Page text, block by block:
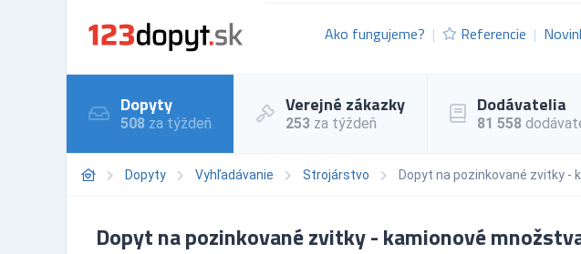
Ako fungujeme? Referencie
Dopyty
508 za týždeň
Verejné zákazky
253 za týždeň
Dodávatelia
81 558
Dopyty Vyhľadávanie Strojárstvo Dopyt na pozinkované zvitky -
Dopyt na pozinkované zvitky - kamionové